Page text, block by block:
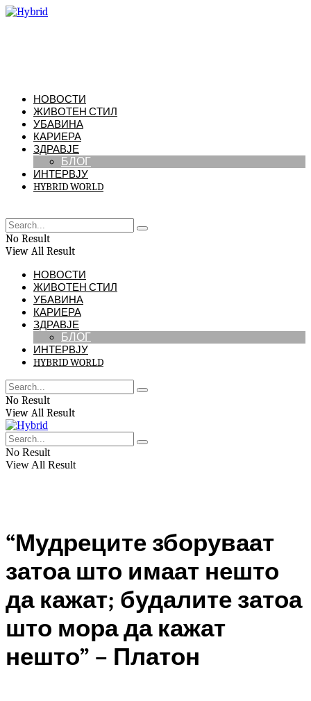
НОВОСТИ
ЖИВОТЕН СТИЛ
УБАВИНА
КАРИЕРА
ЗДРАВЈЕ
БЛОГ
ИНТЕРВЈУ
HYBRID WORLD
No Result
View All Result
НОВОСТИ
ЖИВОТЕН СТИЛ
УБАВИНА
КАРИЕРА
ЗДРАВЈЕ
БЛОГ
ИНТЕРВЈУ
HYBRID WORLD
No Result
View All Result
No Result
View All Result
“Мудреците зборуваат
затоа што имаат нешто
да кажат; будалите затоа
што мора да кажат
нешто” – Платон